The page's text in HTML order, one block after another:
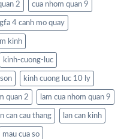
2 cua nhom quan 9
4 canh mo quay
kinh
kinh-cuong-luc
kinh cuong luc 10 ly
quan 2 lam cua nhom quan 9
can cau thang lan can kinh
mau cua so